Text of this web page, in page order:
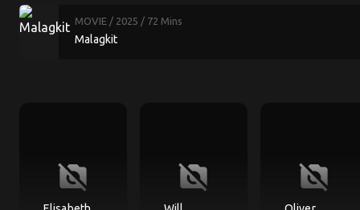
MOVIE / 2025 / 72 Mins
Malagkit
no_photography no_photography no_photography